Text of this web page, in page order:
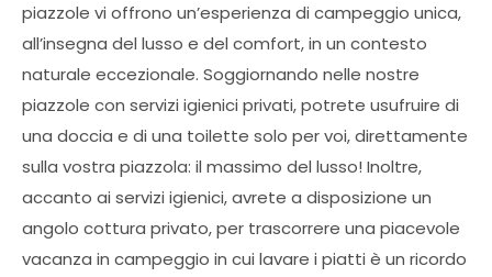
piazzole vi offrono un’esperienza di campeggio unica,
all’insegna del lusso e del comfort, in un contesto
naturale eccezionale. Soggiornando nelle nostre
piazzole con servizi igienici privati, potrete usufruire di
una doccia e di una toilette solo per voi, direttamente
sulla vostra piazzola: il massimo del lusso! Inoltre,
accanto ai servizi igienici, avrete a disposizione un
angolo cottura privato, per trascorrere una piacevole
vacanza in campeggio in cui lavare i piatti è un ricordo